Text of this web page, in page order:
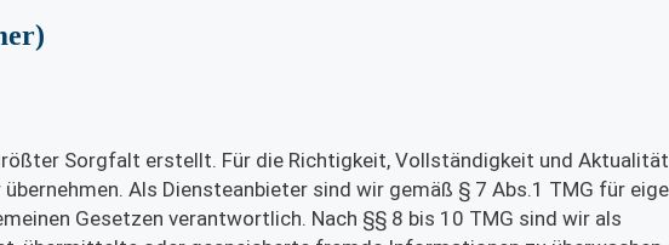
Sorgfalt erstellt. Für die Richtigkeit, Vollständigkeit und
Als Diensteanbieter sind wir gemäß § 7 Abs.1 TMG für
Gesetzen verantwortlich. Nach §§ 8 bis 10 TMG sind wir als